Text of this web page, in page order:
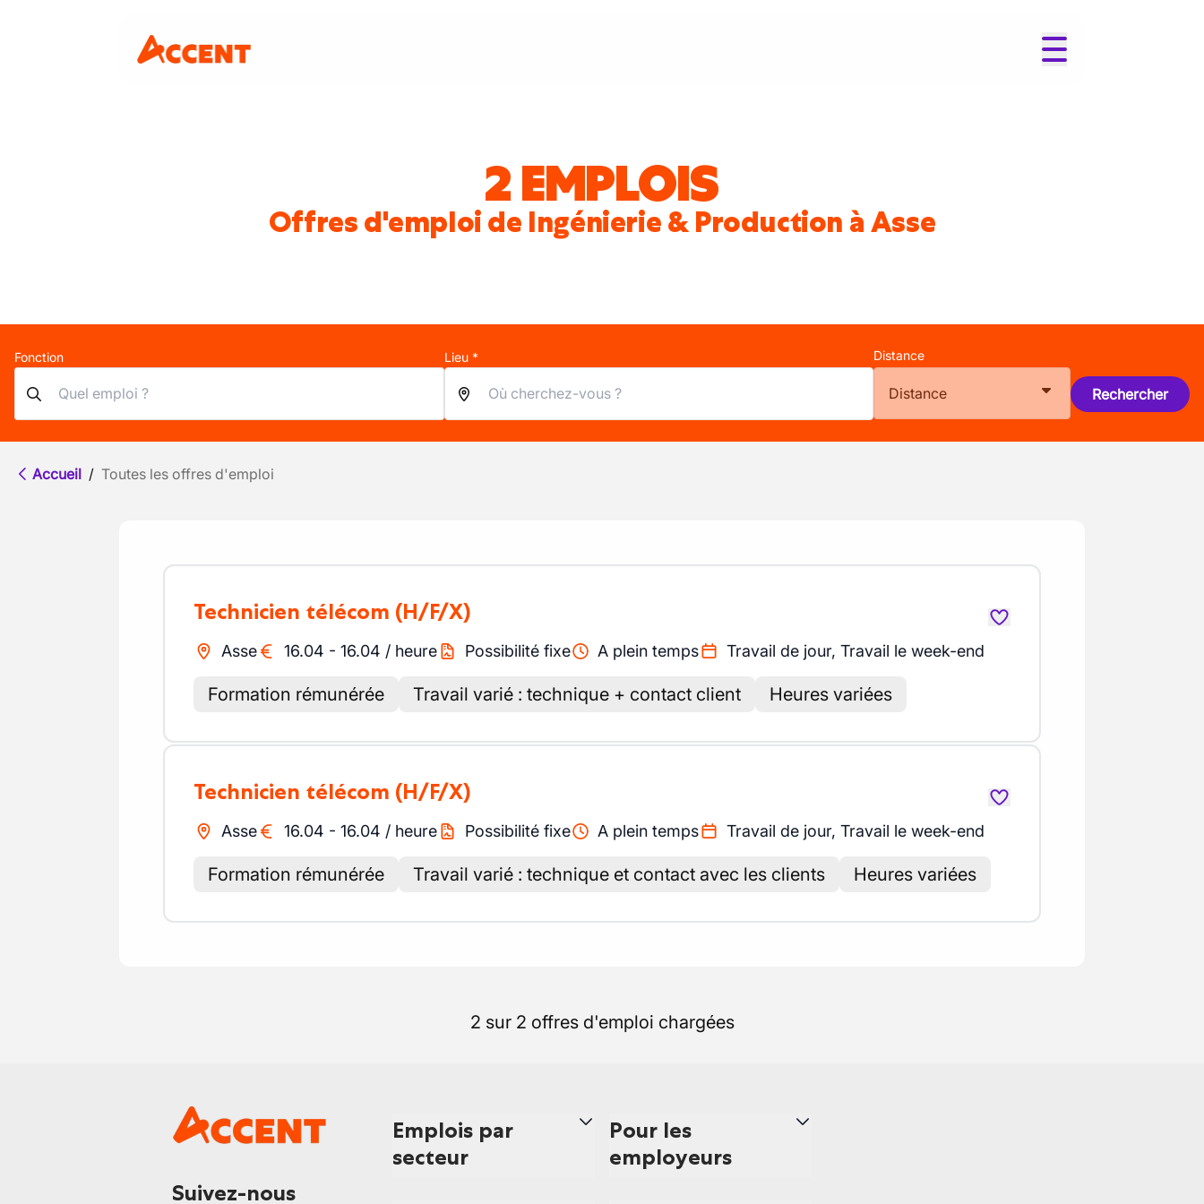
2 EMPLOIS
Offres d'emploi de Ingénierie & Production à Asse
Fonction Lieu * Distance
Distance Rechercher
Accueil / Toutes les offres d'emploi
Technicien télécom (H/F/X)
Asse 16.04 - 16.04 / heure Possibilité fixe A plein temps Travail de jour, Travail le week-end
Formation rémunérée Travail varié : technique + contact client Heures variées
Technicien télécom (H/F/X)
Asse 16.04 - 16.04 / heure Possibilité fixe A plein temps Travail de jour, Travail le week-end
Formation rémunérée Travail varié : technique et contact avec les clients Heures variées
2 sur 2 offres d'emploi chargées
Suivez-nous
Emplois par
secteur
Pour les
employeurs